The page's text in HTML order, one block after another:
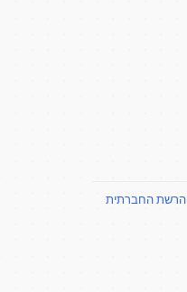
הרשת החברתית